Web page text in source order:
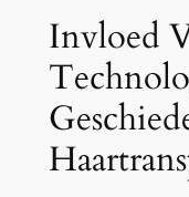
Invloed